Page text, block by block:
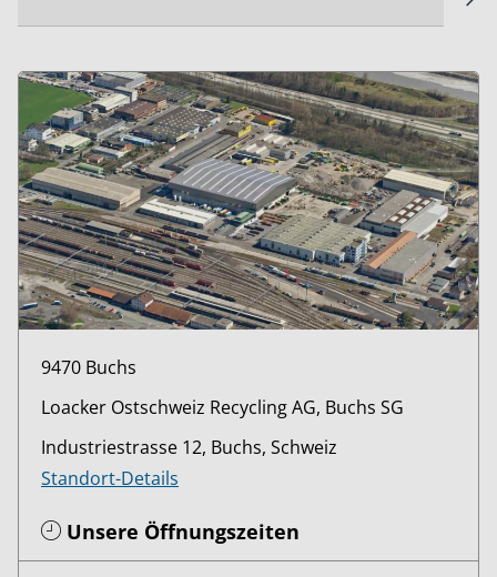
9470 Buchs
Loacker Ostschweiz Recycling AG, Buchs SG
Industriestrasse 12, Buchs, Schweiz
Standort-Details
Unsere Öffnungszeiten